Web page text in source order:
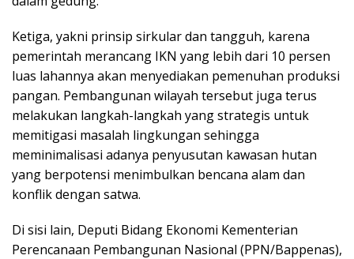
Ketiga, yakni prinsip sirkular dan tangguh, karena
pemerintah merancang IKN yang lebih dari 10 persen
luas lahannya akan menyediakan pemenuhan produksi
pangan. Pembangunan wilayah tersebut juga terus
melakukan langkah-langkah yang strategis untuk
memitigasi masalah lingkungan sehingga
meminimalisasi adanya penyusutan kawasan hutan
yang berpotensi menimbulkan bencana alam dan
konflik dengan satwa.
Di sisi lain, Deputi Bidang Ekonomi Kementerian
Perencanaan Pembangunan Nasional (PPN/Bappenas),